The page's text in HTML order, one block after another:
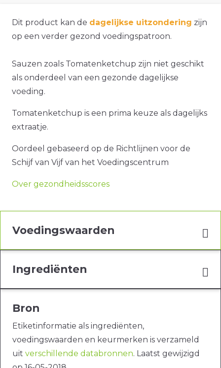
Dit product kan de dagelijkse uitzondering zijn
op een verder gezond voedingspatroon.
Sauzen zoals Tomatenketchup zijn niet geschikt
als onderdeel van een gezonde dagelijkse
voeding.
Tomatenketchup is een prima keuze als dagelijks
extraatje.
Oordeel gebaseerd op de Richtlijnen voor de
Schijf van Vijf van het Voedingscentrum
Over gezondheidsscores
Voedingswaarden
Ingrediënten
Bron
Etiketinformatie als ingrediënten,
voedingswaarden en keurmerken is verzameld
uit verschillende databronnen. Laatst gewijzigd